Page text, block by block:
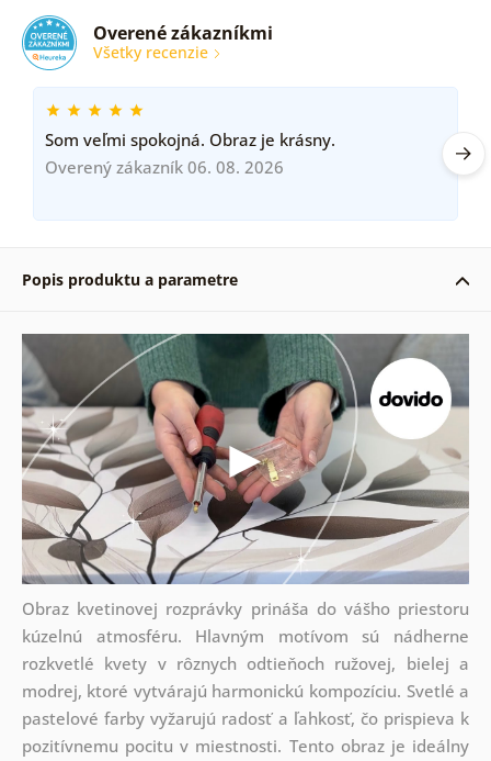
Overené zákazníkmi
Všetky recenzie
Som veľmi spokojná. Obraz je krásny.
Overený zákazník 06. 08. 2026
Popis produktu a parametre
Obraz kvetinovej rozprávky prináša do vášho priestoru
kúzelnú atmosféru. Hlavným motívom sú nádherne
rozkvetlé kvety v rôznych odtieňoch ružovej, bielej a
modrej, ktoré vytvárajú harmonickú kompozíciu. Svetlé a
pastelové farby vyžarujú radosť a ľahkosť, čo prispieva k
pozitívnemu pocitu v miestnosti. Tento obraz je ideálny